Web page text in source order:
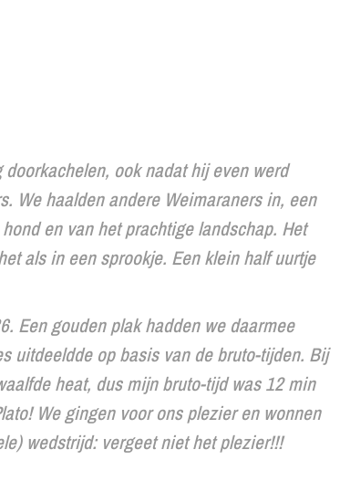
ook nadat hij even werd
We haalden andere Weimaraners in, een
en van het prachtige landschap. Het
als in een sprookje. Een klein half uurtje
Een gouden plak hadden we daarmee
uitdeeldde op basis van de bruto-tijden. Bij
heat, dus mijn bruto-tijd was 12 min
We gingen voor ons plezier en wonnen
wedstrijd: vergeet niet het plezier!!!